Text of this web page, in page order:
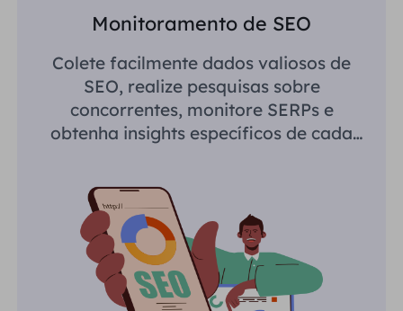
Monitoramento de SEO
Colete facilmente dados valiosos de
SEO, realize pesquisas sobre
concorrentes, monitore SERPs e
obtenha insights específicos de cada